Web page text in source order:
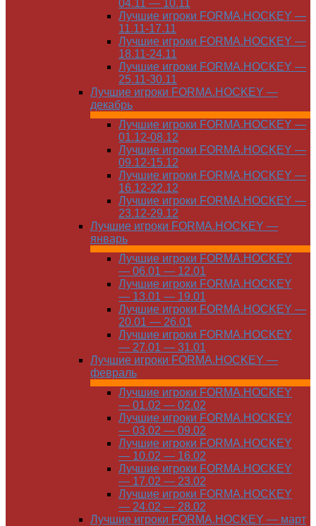
04.11 — 10.11
Лучшие игроки FORMA.HOCKEY —
11.11-17.11
Лучшие игроки FORMA.HOCKEY —
18.11-24.11
Лучшие игроки FORMA.HOCKEY —
25.11-30.11
Лучшие игроки FORMA.HOCKEY —
декабрь
Лучшие игроки FORMA.HOCKEY —
01.12-08.12
Лучшие игроки FORMA.HOCKEY —
09.12-15.12
Лучшие игроки FORMA.HOCKEY —
16.12-22.12
Лучшие игроки FORMA.HOCKEY —
23.12-29.12
Лучшие игроки FORMA.HOCKEY —
январь
Лучшие игроки FORMA.HOCKEY
— 06.01 — 12.01
Лучшие игроки FORMA.HOCKEY
— 13.01 — 19.01
Лучшие игроки FORMA.HOCKEY —
20.01 — 26.01
Лучшие игроки FORMA.HOCKEY
— 27.01 — 31.01
Лучшие игроки FORMA.HOCKEY —
февраль
Лучшие игроки FORMA.HOCKEY
— 01.02 — 02.02
Лучшие игроки FORMA.HOCKEY
— 03.02 — 09.02
Лучшие игроки FORMA.HOCKEY
— 10.02 — 16.02
Лучшие игроки FORMA.HOCKEY
— 17.02 — 23.02
Лучшие игроки FORMA.HOCKEY
— 24.02 — 28.02
Лучшие игроки FORMA.HOCKEY — март